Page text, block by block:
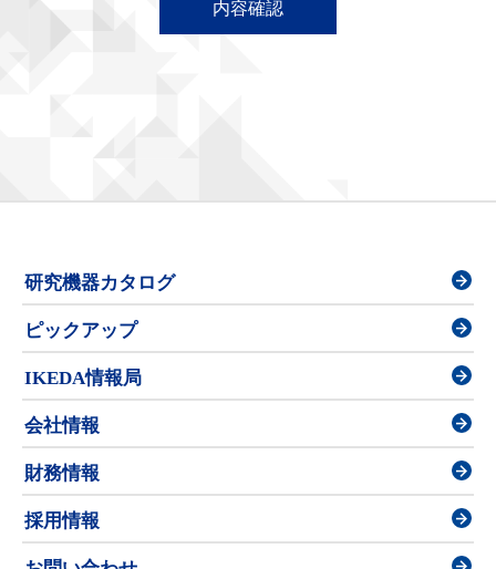
研究機器カタログ
ピックアップ
IKEDA情報局
会社情報
財務情報
採用情報